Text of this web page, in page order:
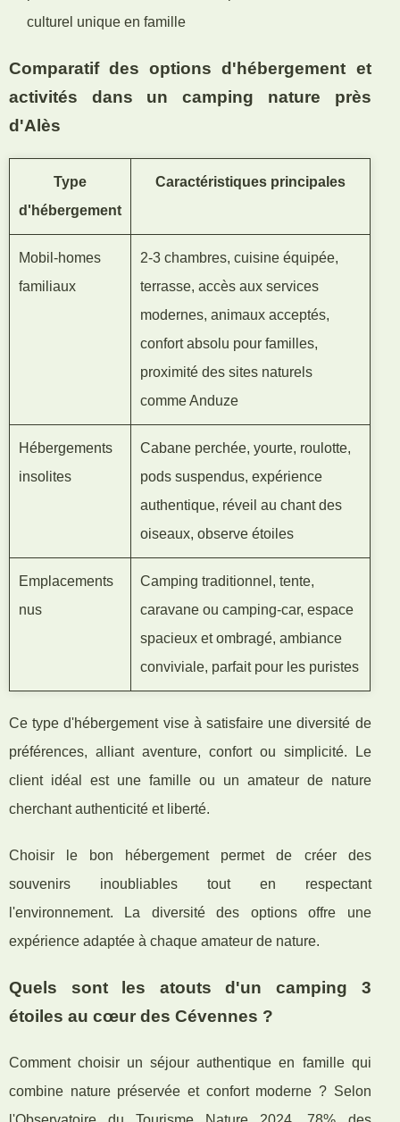
culturel unique en famille
Comparatif des options d'hébergement et
activités dans un camping nature près
d'Alès
Type
d'hébergement
Caractéristiques principales
Mobil-homes
familiaux
2-3 chambres, cuisine équipée,
terrasse, accès aux services
modernes, animaux acceptés,
confort absolu pour familles,
proximité des sites naturels
comme Anduze
Hébergements
insolites
Cabane perchée, yourte, roulotte,
pods suspendus, expérience
authentique, réveil au chant des
oiseaux, observe étoiles
Emplacements
nus
Camping traditionnel, tente,
caravane ou camping-car, espace
spacieux et ombragé, ambiance
conviviale, parfait pour les puristes
Ce type d'hébergement vise à satisfaire une diversité de
préférences, alliant aventure, confort ou simplicité. Le
client idéal est une famille ou un amateur de nature
cherchant authenticité et liberté.
Choisir le bon hébergement permet de créer des
souvenirs inoubliables tout en respectant
l'environnement. La diversité des options offre une
expérience adaptée à chaque amateur de nature.
Quels sont les atouts d'un camping 3
étoiles au cœur des Cévennes ?
Comment choisir un séjour authentique en famille qui
combine nature préservée et confort moderne ? Selon